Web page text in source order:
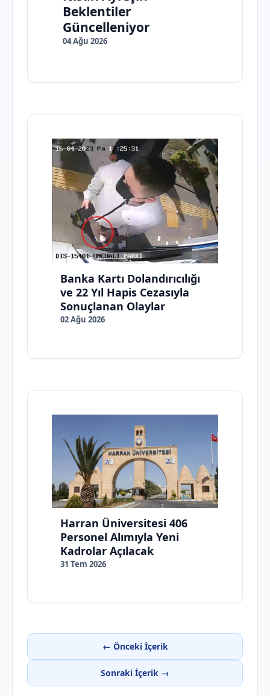
Beklentiler
Güncelleniyor
04 Ağu 2026
Banka Kartı Dolandırıcılığı
ve 22 Yıl Hapis Cezasıyla
Sonuçlanan Olaylar
02 Ağu 2026
Harran Üniversitesi 406
Personel Alımıyla Yeni
Kadrolar Açılacak
31 Tem 2026
← Önceki İçerik
Sonraki İçerik →